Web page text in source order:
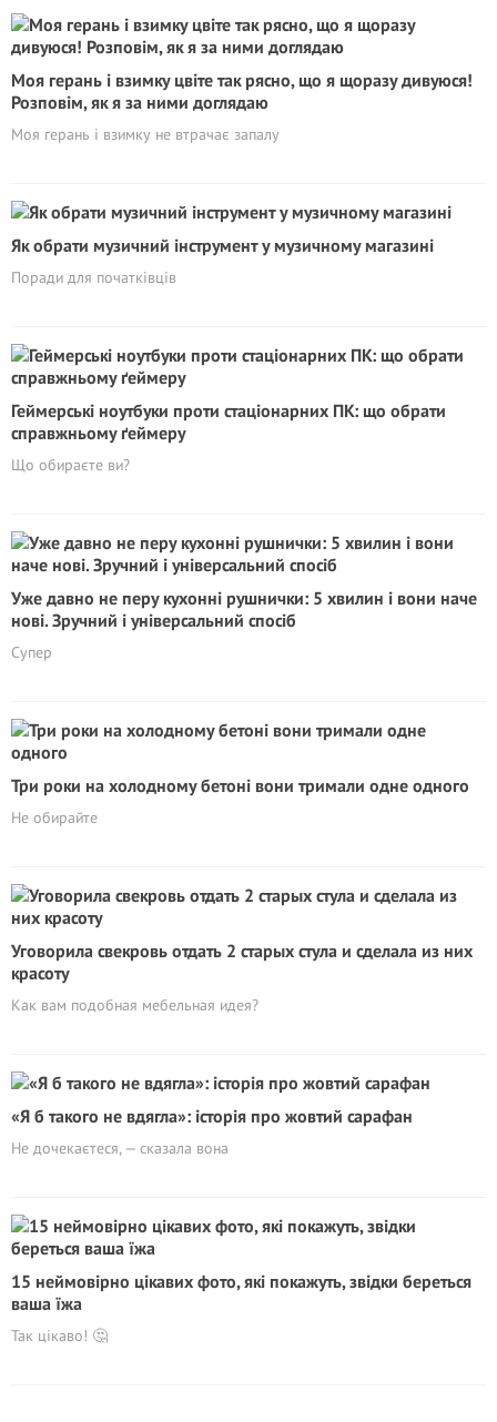
Моя герань і взимку цвіте так рясно, що я щоразу дивуюся!
Розповім, як я за ними доглядаю
Моя герань і взимку не втрачає запалу
Як обрати музичний інструмент у музичному магазині
Поради для початківців
Геймерські ноутбуки проти стаціонарних ПК: що обрати
справжньому ґеймеру
Що обираєте ви?
Уже давно не перу кухонні рушнички: 5 хвилин і вони наче
нові. Зручний і універсальний спосіб
Супер
Три роки на холодному бетоні вони тримали одне одного
Не обирайте
Уговорила свекровь отдать 2 старых стула и сделала из них
красоту
Как вам подобная мебельная идея?
«Я б такого не вдягла»: історія про жовтий сарафан
Не дочекаєтеся, — сказала вона
15 неймовірно цікавих фото, які покажуть, звідки береться
ваша їжа
Так цікаво! 🤔